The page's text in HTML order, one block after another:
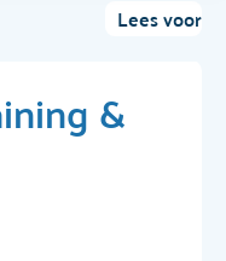
&
Lees voor